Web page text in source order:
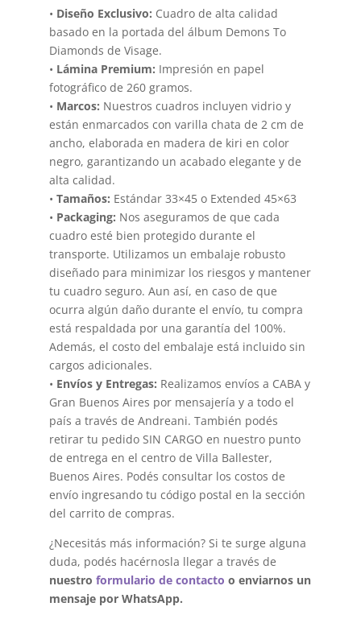
• Diseño Exclusivo: Cuadro de alta calidad
basado en la portada del álbum Demons To
Diamonds de Visage.
• Lámina Premium: Impresión en papel
fotográfico de 260 gramos.
• Marcos: Nuestros cuadros incluyen vidrio y
están enmarcados con varilla chata de 2 cm de
ancho, elaborada en madera de kiri en color
negro, garantizando un acabado elegante y de
alta calidad.
• Tamaños: Estándar 33×45 o Extended 45×63
• Packaging: Nos aseguramos de que cada
cuadro esté bien protegido durante el
transporte. Utilizamos un embalaje robusto
diseñado para minimizar los riesgos y mantener
tu cuadro seguro. Aun así, en caso de que
ocurra algún daño durante el envío, tu compra
está respaldada por una garantía del 100%.
Además, el costo del embalaje está incluido sin
cargos adicionales.
• Envíos y Entregas: Realizamos envíos a CABA y
Gran Buenos Aires por mensajería y a todo el
país a través de Andreani. También podés
retirar tu pedido SIN CARGO en nuestro punto
de entrega en el centro de Villa Ballester,
Buenos Aires. Podés consultar los costos de
envío ingresando tu código postal en la sección
del carrito de compras.
¿Necesitás más información? Si te surge alguna
duda, podés hacérnosla llegar a través de
nuestro formulario de contacto o enviarnos un
mensaje por WhatsApp.